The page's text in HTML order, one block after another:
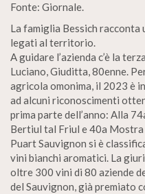
Fonte: Giornale.
La famiglia Bessich racconta
legati al territorio.
A guidare l’azienda c’è la
Luciano, Giuditta, 80enne.
agricola omonima, il 2023 è
ad alcuni riconoscimenti
prima parte dell’anno: Alla
Bertiul tal Friul e 40a
Puart Sauvignon si è
vini bianchi aromatici. La
oltre 300 vini di 80 aziende
del Sauvignon, già premiato